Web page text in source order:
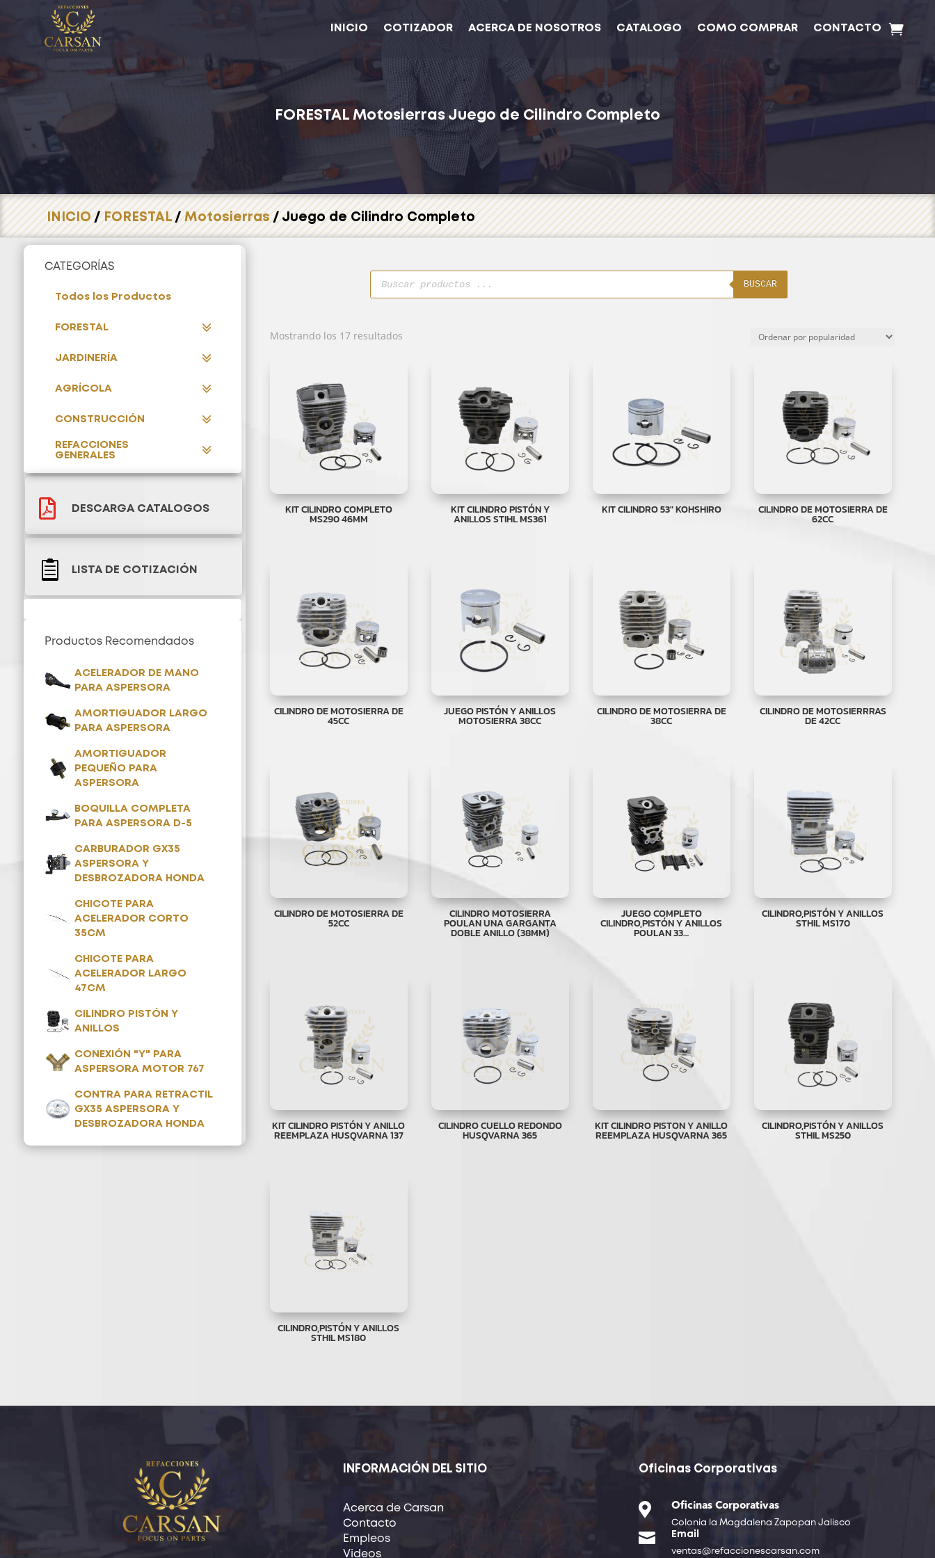
INICIO COTIZADOR ACERCA DE NOSOTROS CATALOGO COMO COMPRAR CONTACTO
FORESTAL MotosierrasJuego de Cilindro Completo
INICIO/FORESTAL/Motosierras/ Juego de Cilindro Completo
CATEGORÍAS
Todos los Productos
FORESTAL
JARDINERÍA
AGRÍCOLA
CONSTRUCCIÓN
REFACCIONES
GENERALES
 DESCARGA CATALOGOS
 LISTA DE COTIZACIÓN
Productos Recomendados
ACELERADOR DE MANO
PARA ASPERSORA
AMORTIGUADOR LARGO
PARA ASPERSORA
AMORTIGUADOR
PEQUEÑO PARA
ASPERSORA
BOQUILLA COMPLETA
PARA ASPERSORA D-5
CARBURADOR GX35
ASPERSORA Y
DESBROZADORA HONDA
CHICOTE PARA
ACELERADOR CORTO
35CM
CHICOTE PARA
ACELERADOR LARGO
47CM
CILINDRO PISTÓN Y
ANILLOS
CONEXIÓN "Y" PARA
ASPERSORA MOTOR 767
CONTRA PARA RETRACTIL
GX35 ASPERSORA Y
DESBROZADORA HONDA
Búsqueda
productos
BUSCAR
Mostrando los 17 resultadosOrdenado
KIT CILINDRO COMPLETO
MS290 46MM
KIT CILINDRO PISTÓN Y
ANILLOS STIHL MS361
KIT CILINDRO 53″ KOHSHIRO CILINDRO DE MOTOSIERRA DE
62CC
CILINDRO DE MOTOSIERRA DE
45CC
JUEGO PISTÓN Y ANILLOS
MOTOSIERRA 38CC
CILINDRO DE MOTOSIERRA DE
38CC
CILINDRO DE MOTOSIERRRAS
DE 42CC
CILINDRO DE MOTOSIERRA DE
52CC
CILINDRO MOTOSIERRA
POULAN UNA GARGANTA
DOBLE ANILLO (38MM)
JUEGO COMPLETO
CILINDRO,PISTÓN Y ANILLOS
POULAN 33…
CILINDRO,PISTÓN Y ANILLOS
STHIL MS170
KIT CILINDRO PISTÓN Y ANILLO
REEMPLAZA HUSQVARNA 137
CILINDRO CUELLO REDONDO
HUSQVARNA 365
KIT CILINDRO PISTON Y ANILLO
REEMPLAZA HUSQVARNA 365
CILINDRO,PISTÓN Y ANILLOS
STHIL MS250
CILINDRO,PISTÓN Y ANILLOS
STHIL MS180
INFORMACIÓN DEL SITIO
Acerca de Carsan
Contacto
Empleos
Videos
Oficinas Corporativas
 Oficinas Corporativas
Colonia la Magdalena Zapopan Jalisco
 Email
ventas@refaccionescarsan.com